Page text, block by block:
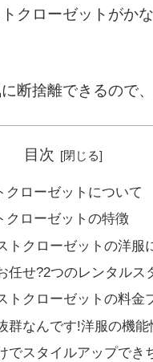
クローゼットがか
断捨離できるので
目次
クローゼットについて
クローゼットの特徴
トクローゼットの洋服
任せ?2つのレンタルス
トクローゼットの料金
群なんです!洋服の機能
でスタイルアップでき